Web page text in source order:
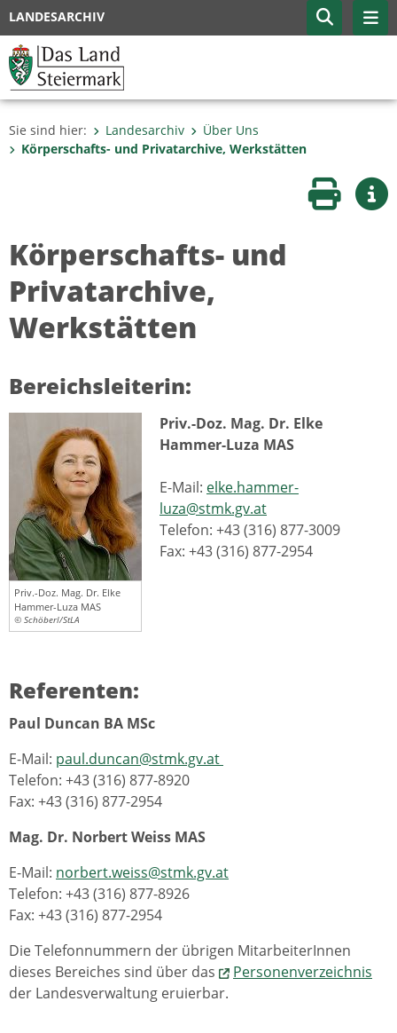
LANDESARCHIV
Sie sind hier: Landesarchiv
Über Uns
Körperschafts- und Privatarchive, Werkstätten
Seite
Körperschafts- und
Privatarchive,
Werkstätten
Bereichsleiterin:
Priv.-Doz. Mag. Dr. Elke
Hammer-Luza MAS
© Schöberl/StLA
Priv.-Doz. Mag. Dr. Elke
Hammer-Luza MAS
E-Mail: elke.hammer-
luza@stmk.gv.at
Telefon: +43 (316) 877-3009
Fax: +43 (316) 877-2954
Referenten:
Paul Duncan BA MSc
E-Mail: paul.duncan@stmk.gv.at
Telefon: +43 (316) 877-8920
Fax: +43 (316) 877-2954
Mag. Dr. Norbert Weiss MAS
E-Mail: norbert.weiss@stmk.gv.at
Telefon: +43 (316) 877-8926
Fax: +43 (316) 877-2954
Die Telefonnummern der übrigen MitarbeiterInnen
dieses Bereiches sind über das
Personenverzeichnis
der Landesverwaltung eruierbar.